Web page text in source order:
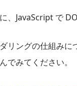
、JavaScript で
リングの仕組み
でみてください。